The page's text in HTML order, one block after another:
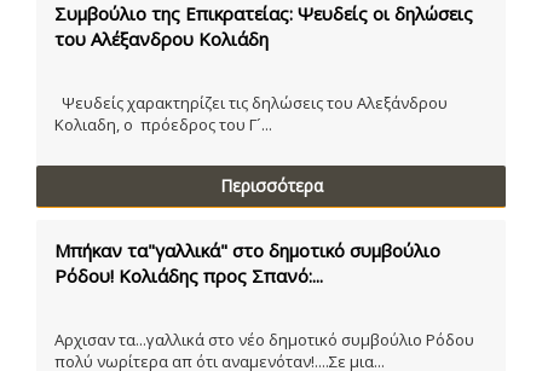
Συμβούλιο της Επικρατείας: Ψευδείς οι δηλώσεις
του Αλέξανδρου Κολιάδη
Ψευδείς χαρακτηρίζει τις δηλώσεις του Αλεξάνδρου
Κολιαδη, ο πρόεδρος του Γ´...
Περισσότερα
Μπήκαν τα"γαλλικά" στο δημοτικό συμβούλιο
Ρόδου! Κολιάδης προς Σπανό:...
Αρχισαν τα...γαλλικά στο νέο δημοτικό συμβούλιο Ρόδου
πολύ νωρίτερα απ ότι αναμενόταν!....Σε μια...